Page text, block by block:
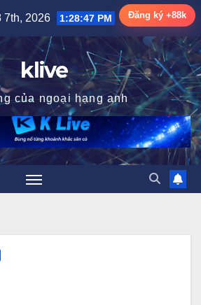
7th, 2026 1:28:48 PM
klive
của ngoại hạng anh
Đăng ký +88k